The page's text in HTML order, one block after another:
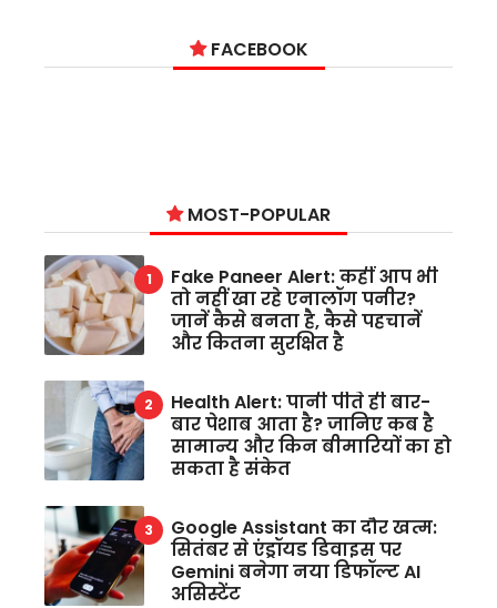
FACEBOOK
MOST-POPULAR
Fake Paneer Alert: कहीं आप भी
तो नहीं खा रहे एनालॉग पनीर?
जानें कैसे बनता है, कैसे पहचानें
और कितना सुरक्षित है
Health Alert: पानी पीते ही बार-
बार पेशाब आता है? जानिए कब है
सामान्य और किन बीमारियों का हो
सकता है संकेत
Google Assistant का दौर खत्म:
सितंबर से एंड्रॉयड डिवाइस पर
Gemini बनेगा नया डिफॉल्ट AI
असिस्टेंट